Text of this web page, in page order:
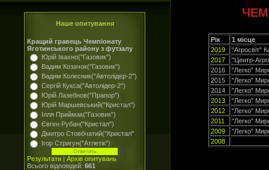
Наше опитування
Кращий гравець Чемпіонату
Яготинського району з футзалу
Юрій Івахно("Газовик")
Вадим Козачок("Газовик")
Вадим Колесник("Автолідер-2")
Сергій Кукса("Автолідер-2")
Юрій Лазебнов("Прапор")
Юрій Маршевський("Кристал")
Ілля Приймак("Газовик")
Євген Рубан("Кристал")
Дмитро Стовбчатий("Кристал"
Ігор Стригун("Атлетік")
Результати | Архів опитувань
Всього відповідей: 661
Рік
1 місце
2019
"Агросвіт"
2017
"Центр-
2016
"Легко"
2015
"Легко"
2014
"Легко"
2013
"Легко"
2012
"Легко"
2011
"Легко"
2009
"Легко"
2008